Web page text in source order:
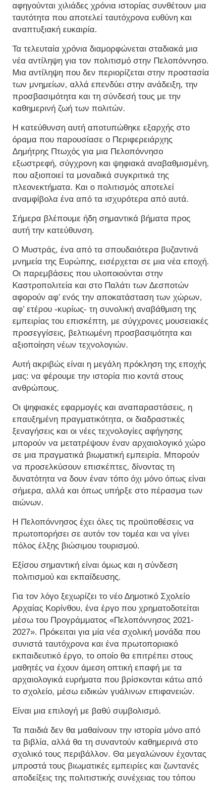
αφηγούνται χιλιάδες χρόνια ιστορίας συνθέτουν μια
ταυτότητα που αποτελεί ταυτόχρονα ευθύνη και
αναπτυξιακή ευκαιρία.
Τα τελευταία χρόνια διαμορφώνεται σταδιακά μια
νέα αντίληψη για τον πολιτισμό στην Πελοπόννησο.
Μια αντίληψη που δεν περιορίζεται στην προστασία
των μνημείων, αλλά επενδύει στην ανάδειξη, την
προσβασιμότητα και τη σύνδεσή τους με την
καθημερινή ζωή των πολιτών.
Η κατεύθυνση αυτή αποτυπώθηκε εξαρχής στο
όραμα που παρουσίασε ο Περιφερειάρχης
Δημήτρης Πτωχός για μια Πελοπόννησο
εξωστρεφή, σύγχρονη και ψηφιακά αναβαθμισμένη,
που αξιοποιεί τα μοναδικά συγκριτικά της
πλεονεκτήματα. Και ο πολιτισμός αποτελεί
αναμφίβολα ένα από τα ισχυρότερα από αυτά.
Σήμερα βλέπουμε ήδη σημαντικά βήματα προς
αυτή την κατεύθυνση.
Ο Μυστράς, ένα από τα σπουδαιότερα βυζαντινά
μνημεία της Ευρώπης, εισέρχεται σε μια νέα εποχή.
Οι παρεμβάσεις που υλοποιούνται στην
Καστροπολιτεία και στο Παλάτι των Δεσποτών
αφορούν αφ’ ενός την αποκατάσταση των χώρων,
αφ’ ετέρου -κυρίως- τη συνολική αναβάθμιση της
εμπειρίας του επισκέπτη, με σύγχρονες μουσειακές
προσεγγίσεις, βελτιωμένη προσβασιμότητα και
αξιοποίηση νέων τεχνολογιών.
Αυτή ακριβώς είναι η μεγάλη πρόκληση της εποχής
μας: να φέρουμε την ιστορία πιο κοντά στους
ανθρώπους.
Οι ψηφιακές εφαρμογές και αναπαραστάσεις, η
επαυξημένη πραγματικότητα, οι διαδραστικές
ξεναγήσεις και οι νέες τεχνολογίες αφήγησης
μπορούν να μετατρέψουν έναν αρχαιολογικό χώρο
σε μια πραγματικά βιωματική εμπειρία. Μπορούν
να προσελκύσουν επισκέπτες, δίνοντας τη
δυνατότητα να δουν έναν τόπο όχι μόνο όπως είναι
σήμερα, αλλά και όπως υπήρξε στο πέρασμα των
αιώνων.
Η Πελοπόννησος έχει όλες τις προϋποθέσεις να
πρωτοπορήσει σε αυτόν τον τομέα και να γίνει
πόλος έλξης βιώσιμου τουρισμού.
Εξίσου σημαντική είναι όμως και η σύνδεση
πολιτισμού και εκπαίδευσης.
Για τον λόγο ξεχωρίζει το νέο Δημοτικό Σχολείο
Αρχαίας Κορίνθου, ένα έργο που χρηματοδοτείται
μέσω του Προγράμματος «Πελοπόννησος 2021-
2027». Πρόκειται για μία νέα σχολική μονάδα που
συνιστά ταυτόχρονα και ένα πρωτοποριακό
εκπαιδευτικό έργο, το οποίο θα επιτρέπει στους
μαθητές να έχουν άμεση οπτική επαφή με τα
αρχαιολογικά ευρήματα που βρίσκονται κάτω από
το σχολείο, μέσω ειδικών γυάλινων επιφανειών.
Είναι μια επιλογή με βαθύ συμβολισμό.
Τα παιδιά δεν θα μαθαίνουν την ιστορία μόνο από
τα βιβλία, αλλά θα τη συναντούν καθημερινά στο
σχολικό τους περιβάλλον. Θα μεγαλώνουν έχοντας
μπροστά τους βιωματικές εμπειρίες και ζωντανές
αποδείξεις της πολιτιστικής συνέχειας του τόπου